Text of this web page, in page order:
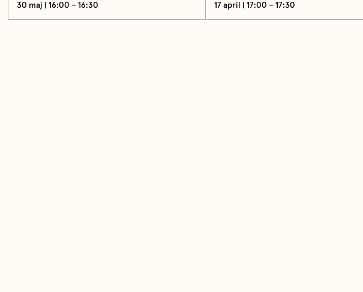
30 maj | 16:00 – 16:30
17 april | 17:00 – 17:30